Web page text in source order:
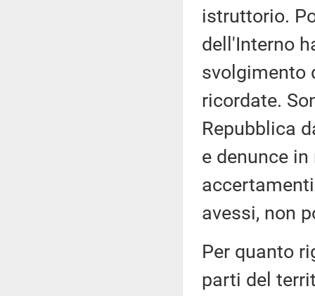
istruttorio.
dell'Interno
svolgimento
ricordate.
Repubblica
e denunce
avessi, non
Per quanto
parti del